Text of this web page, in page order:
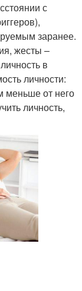
с
заранее.
жесты –
в
личности:
меньше от него
личность,